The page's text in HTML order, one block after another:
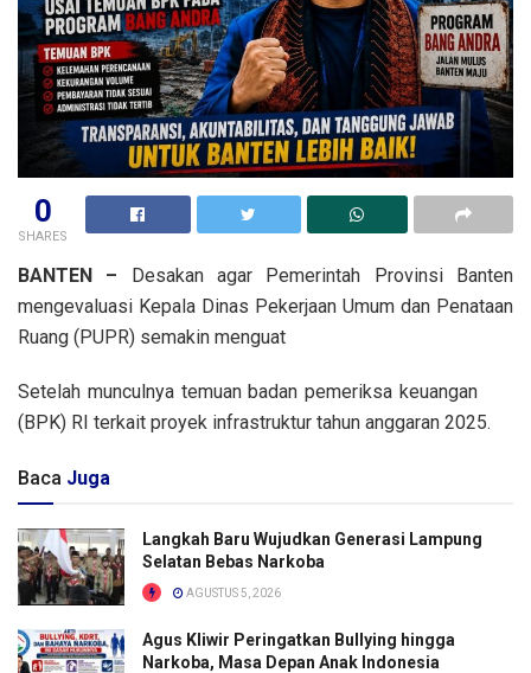
0
SHARES
BANTEN – Desakan agar Pemerintah Provinsi Banten
mengevaluasi Kepala Dinas Pekerjaan Umum dan Penataan
Ruang (PUPR) semakin menguat
Setelah munculnya temuan badan pemeriksa keuangan
(BPK) RI terkait proyek infrastruktur tahun anggaran 2025.
Baca Juga
Langkah Baru Wujudkan Generasi Lampung
Selatan Bebas Narkoba
AGUSTUS 5, 2026
Agus Kliwir Peringatkan Bullying hingga
Narkoba, Masa Depan Anak Indonesia